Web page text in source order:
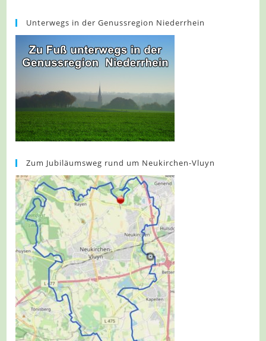
Unterwegs in der Genussregion Niederrhein
Zum Jubiläumsweg rund um Neukirchen-Vluyn